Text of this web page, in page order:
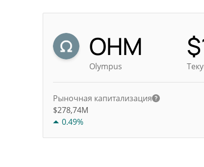
OHM
Olympus
$
Рыночная капитализация
$278,74M
0.49%